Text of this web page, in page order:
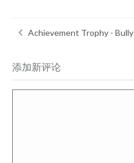
Achievement Trophy - Bully
添加新评论